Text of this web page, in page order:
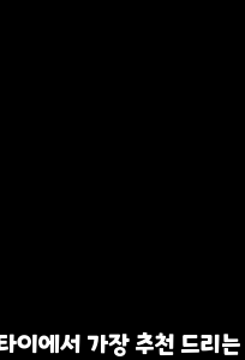
이에서 가장 추천 드리는